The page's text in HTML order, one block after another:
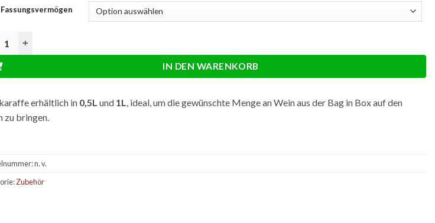
bis
12,95€
IN DEN WARENKORB
erhältlich in 0,5L und 1L
, ideal, um die gewünschte Menge an Wein aus der Bag in Box auf den
zu bringen.
n. v.
Zubehör